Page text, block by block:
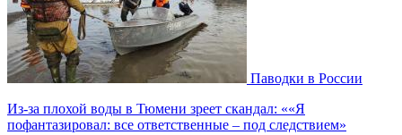
Паводки в России
Из-за плохой воды в Тюмени зреет скандал: ««Я
пофантазировал: все ответственные – под следствием»